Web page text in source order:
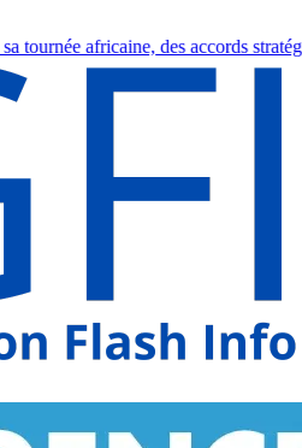
en vue. ●Franceville : Un